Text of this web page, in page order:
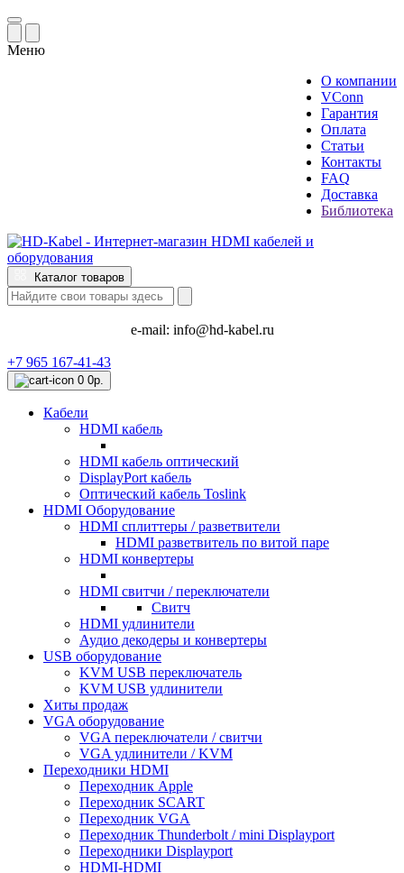
Меню
О компании
VConn
Гарантия
Оплата
Статьи
Контакты
FAQ
Доставка
Библиотека
Каталог товаров
e-mail: info@hd-kabel.ru
+7 965 167-41-43
0 0р.
Кабели
HDMI кабель
HDMI кабель оптический
DisplayPort кабель
Оптический кабель Toslink
HDMI Оборудование
HDMI сплиттеры / разветвители
HDMI разветвитель по витой паре
HDMI конвертеры
HDMI свитчи / переключатели
Свитч
HDMI удлинители
Аудио декодеры и конвертеры
USB оборудование
KVM USB переключатель
KVM USB удлинители
Хиты продаж
VGA оборудование
VGA переключатели / свитчи
VGA удлинители / KVM
Переходники HDMI
Переходник Apple
Переходник SCART
Переходник VGA
Переходник Thunderbolt / mini Displayport
Переходники Displayport
HDMI-HDMI